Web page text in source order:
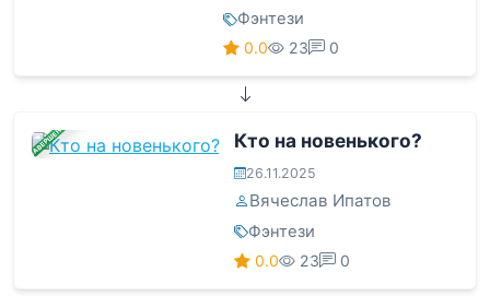
Фэнтези
0.0 23 0
ЗАВЕРШЕНА Кто на новенького?
26.11.2025
Вячеслав Ипатов
Фэнтези
0.0 23 0